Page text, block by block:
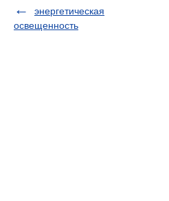
энергетическая
освещенность